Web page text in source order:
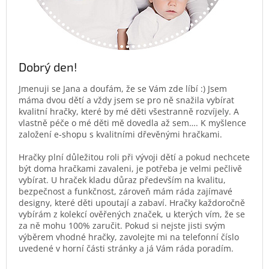
Dobrý den!
Jmenuji se Jana a doufám, že se Vám zde líbí :) Jsem
máma dvou dětí a vždy jsem se pro ně snažila vybírat
kvalitní hračky, které by mé děti všestranně rozvíjely. A
vlastně péče o mé děti mě dovedla až sem…. K myšlence
založení e-shopu s kvalitními dřevěnými hračkami.
Hračky plní důležitou roli při vývoji dětí a pokud nechcete
být doma hračkami zavaleni, je potřeba je velmi pečlivě
vybírat. U hraček kladu důraz především na kvalitu,
bezpečnost a funkčnost, zároveň mám ráda zajímavé
designy, které děti upoutají a zabaví. Hračky každoročně
vybírám z kolekcí ověřených značek, u kterých vím, že se
za ně mohu 100% zaručit. Pokud si nejste jisti svým
výběrem vhodné hračky, zavolejte mi na telefonní číslo
uvedené v horní části stránky a já Vám ráda poradím.